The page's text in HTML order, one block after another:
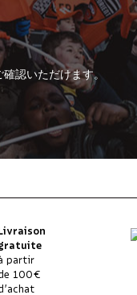
認いただけます。
Livraison
partir
100€